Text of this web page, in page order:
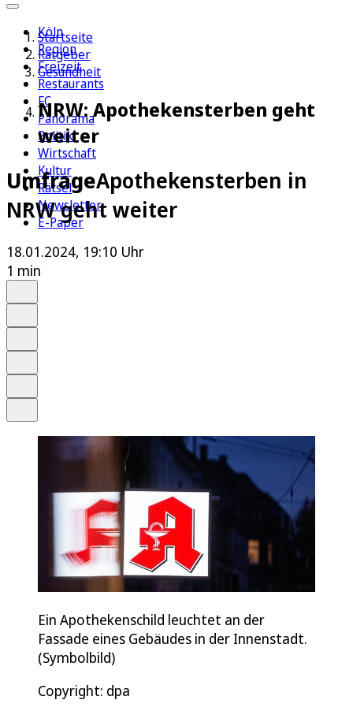
Köln
Region
Freizeit
Restaurants
FC
Panorama
Politik
Wirtschaft
Kultur
Rätsel
Newsletter
E-Paper
Startseite
Ratgeber
Gesundheit
NRW: Apothekensterben geht
weiter
UmfrageApothekensterben in
NRW geht weiter
18.01.2024, 19:10 Uhr
1 min
Ein Apothekenschild leuchtet an der
Fassade eines Gebäudes in der Innenstadt.
(Symbolbild)
Copyright: dpa